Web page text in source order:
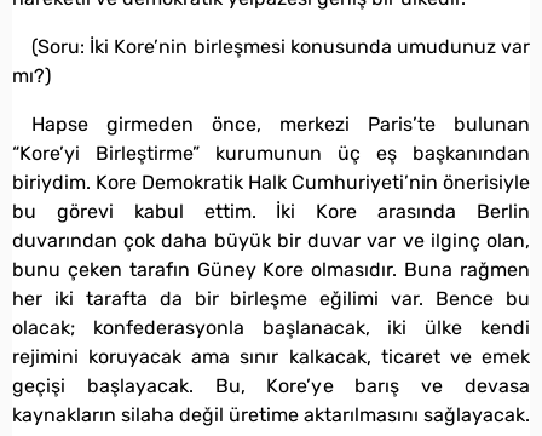
(Soru: İki Kore’nin birleşmesi konusunda umudunuz var
mı?)
Hapse girmeden önce, merkezi Paris’te bulunan
“Kore’yi Birleştirme” kurumunun üç eş başkanından
biriydim. Kore Demokratik Halk Cumhuriyeti’nin önerisiyle
bu görevi kabul ettim. İki Kore arasında Berlin
duvarından çok daha büyük bir duvar var ve ilginç olan,
bunu çeken tarafın Güney Kore olmasıdır. Buna rağmen
her iki tarafta da bir birleşme eğilimi var. Bence bu
olacak; konfederasyonla başlanacak, iki ülke kendi
rejimini koruyacak ama sınır kalkacak, ticaret ve emek
geçişi başlayacak. Bu, Kore’ye barış ve devasa
kaynakların silaha değil üretime aktarılmasını sağlayacak.